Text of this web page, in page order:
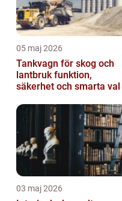
05 maj 2026
Tankvagn för skog och
lantbruk funktion,
säkerhet och smarta val
03 maj 2026